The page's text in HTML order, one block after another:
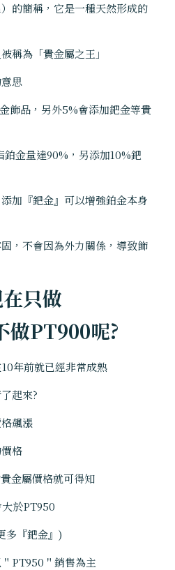
的簡稱，它是一種天然形成的
稱為「貴金屬之王」
思
飾品，另外5%會添加鈀金等貴
金量達90%，另添加10%鈀
加『鈀金』可以增強鉑金本身
，不會因為外力關係，導致飾
只做
做PT900呢?
年前就已經非常成熟
起來?
飆漲
格
金屬價格就可得知
於PT950
多『鈀金』)
PT950＂銷售為主